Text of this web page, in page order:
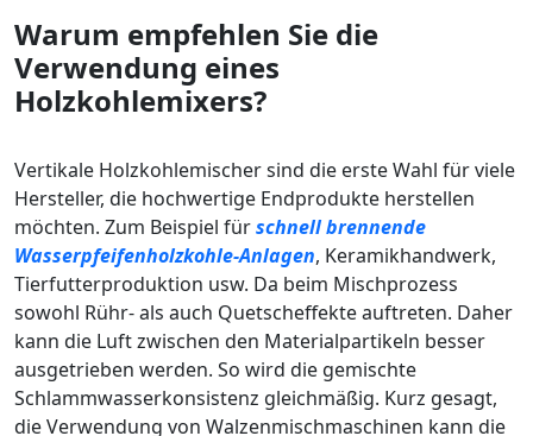
Warum empfehlen Sie die
Verwendung eines
Holzkohlemixers?
Vertikale Holzkohlemischer sind die erste Wahl für viele
Hersteller, die hochwertige Endprodukte herstellen
möchten. Zum Beispiel fürschnell brennende
Wasserpfeifenholzkohle-Anlagen, Keramikhandwerk,
Tierfutterproduktion usw. Da beim Mischprozess
sowohl Rühr- als auch Quetscheffekte auftreten. Daher
kann die Luft zwischen den Materialpartikeln besser
ausgetrieben werden. So wird die gemischte
Schlammwasserkonsistenz gleichmäßig. Kurz gesagt,
die Verwendung von Walzenmischmaschinen kann die